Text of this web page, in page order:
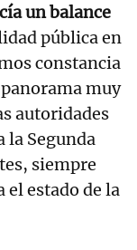
un balance
pública en
constancia
muy
autoridades
la Segunda
siempre
el estado de la